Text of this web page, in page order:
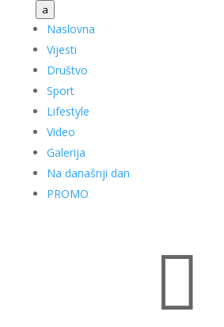
a
Naslovna
Vijesti
Društvo
Sport
Lifestyle
Video
Galerija
Na današnji dan
PROMO
